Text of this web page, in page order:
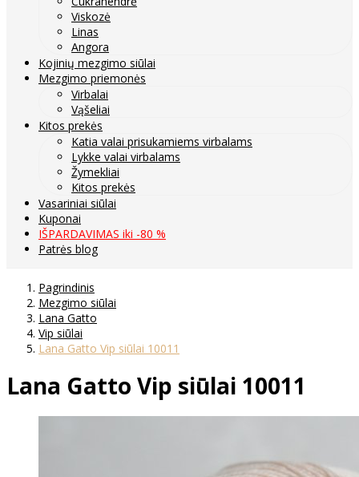
Viskozė
Linas
Angora
Kojinių mezgimo siūlai
Mezgimo priemonės
Virbalai
Vąšeliai
Kitos prekės
Katia valai prisukamiems virbalams
Lykke valai virbalams
Žymekliai
Kitos prekės
Vasariniai siūlai
Kuponai
IŠPARDAVIMAS iki -80 %
Patrės blog
Pagrindinis
Mezgimo siūlai
Lana Gatto
Vip siūlai
Lana Gatto Vip siūlai 10011
Lana Gatto Vip siūlai 10011